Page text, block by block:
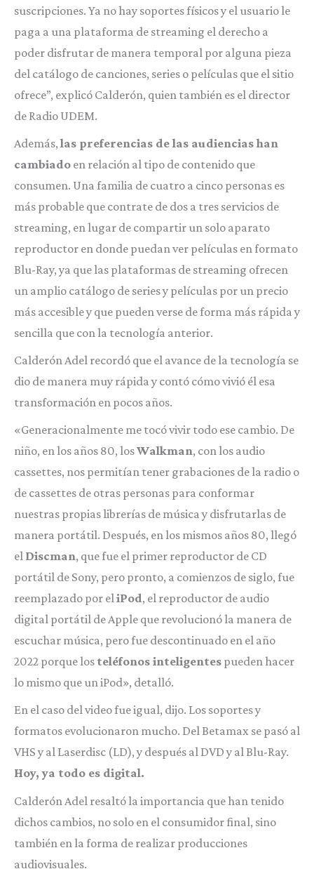
suscripciones. Ya no hay soportes físicos y el usuario le
paga a una plataforma de streaming el derecho a
poder disfrutar de manera temporal por alguna pieza
del catálogo de canciones, series o películas que el sitio
ofrece”, explicó Calderón, quien también es el director
de Radio UDEM.
Además,las preferencias de las audiencias han
cambiado en relación al tipo de contenido que
consumen. Una familia de cuatro a cinco personas es
más probable que contrate de dos a tres servicios de
streaming, en lugar de compartir un solo aparato
reproductor en donde puedan ver películas en formato
Blu-Ray, ya que las plataformas de streaming ofrecen
un amplio catálogo de series y películas por un precio
más accesible y que pueden verse de forma más rápida y
sencilla que con la tecnología anterior.
Calderón Adel recordó que el avance de la tecnología se
dio de manera muy rápida y contó cómo vivió él esa
transformación en pocos años.
«Generacionalmente me tocó vivir todo ese cambio. De
niño, en los años 80, losWalkman, con los audio
cassettes, nos permitían tener grabaciones de la radio o
de cassettes de otras personas para conformar
nuestras propias librerías de música y disfrutarlas de
manera portátil. Después, en los mismos años 80, llegó
el Discman, que fue el primer reproductor de CD
portátil de Sony, pero pronto, a comienzos de siglo, fue
reemplazado por eliPod, el reproductor de audio
digital portátil de Apple que revolucionó la manera de
escuchar música, pero fue descontinuado en el año
2022 porque los teléfonos inteligentes pueden hacer
lo mismo que un iPod», detalló.
En el caso del video fue igual, dijo. Los soportes y
formatos evolucionaron mucho. Del Betamax se pasó al
VHS y al Laserdisc (LD), y después al DVD y al Blu-Ray.
Hoy, ya todo es digital.
Calderón Adel resaltó la importancia que han tenido
dichos cambios, no solo en el consumidor final, sino
también en la forma de realizar producciones
audiovisuales.